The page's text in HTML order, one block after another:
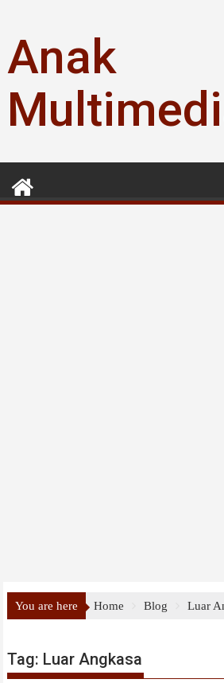
content
Anak
You are here Home Blog Luar
Tag: Luar Angkasa